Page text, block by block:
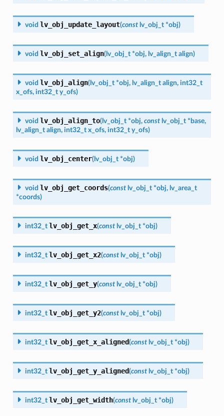
void lv_obj_update_layout(const lv_obj_t *obj)
void lv_obj_set_align(lv_obj_t *obj, lv_align_t align)
void lv_obj_align(lv_obj_t *obj, lv_align_t align, int32_t
x_ofs, int32_t y_ofs)
void lv_obj_align_to(lv_obj_t *obj, const lv_obj_t * base,
lv_align_t align, int32_t x_ofs, int32_t y_ofs)
void lv_obj_center(lv_obj_t *obj)
void lv_obj_get_coords(const lv_obj_t *obj, lv_area_t
*coords)
int32_t lv_obj_get_x(const lv_obj_t *obj)
int32_t lv_obj_get_x2(const lv_obj_t *obj)
int32_t lv_obj_get_y(const lv_obj_t *obj)
int32_t lv_obj_get_y2(const lv_obj_t *obj)
int32_t lv_obj_get_x_aligned(const lv_obj_t *obj)
int32_t lv_obj_get_y_aligned(const lv_obj_t *obj)
int32_t lv_obj_get_width(const lv_obj_t *obj)